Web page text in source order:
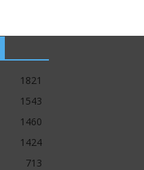
1821
1543
1460
1424
713